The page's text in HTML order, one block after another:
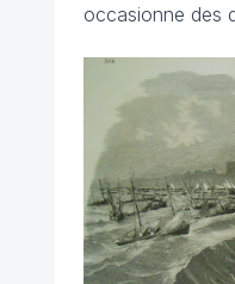
occasionne des